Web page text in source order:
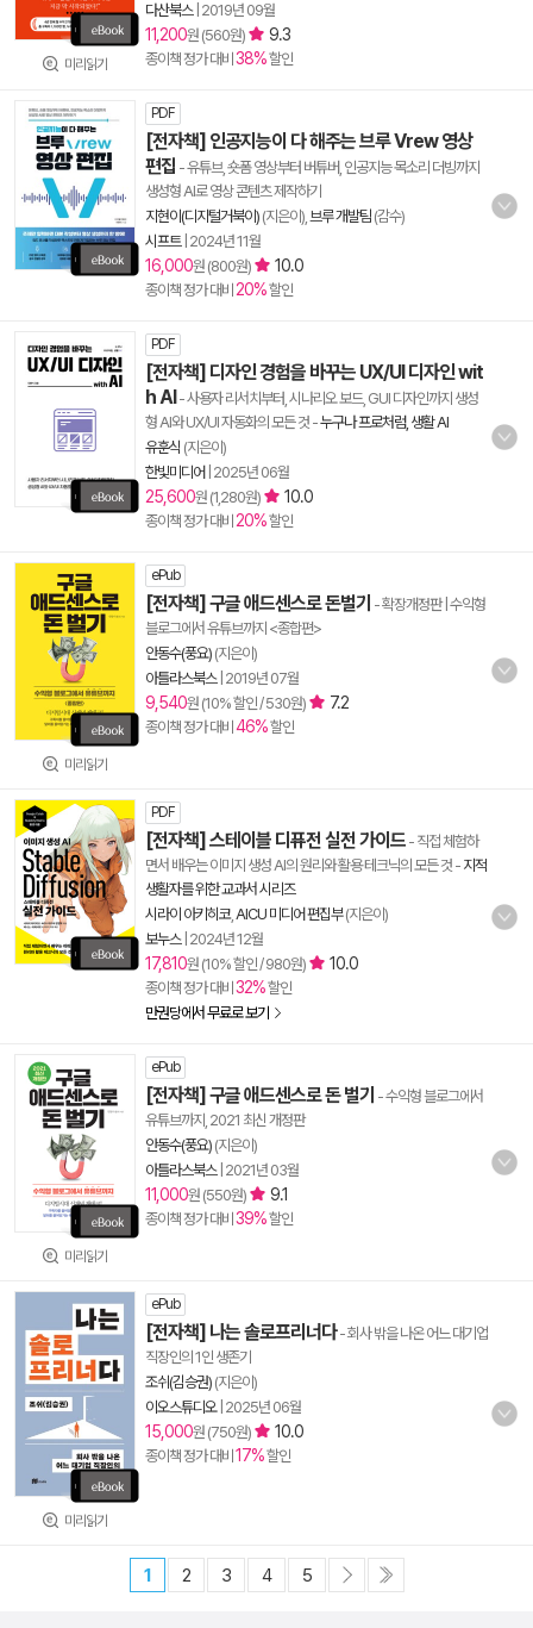
미리읽기
다산북스| 2019년 09월
11,200원 (560원) 9.3
종이책 정가 대비 38%할인
PDF
[전자책] 인공지능이 다 해주는 브루 Vrew 영상
편집 - 유튜브, 숏폼 영상부터 버튜버, 인공지능 목소리 더빙까지
생성형 AI로 영상 콘텐츠 제작하기
지현이(디지털거북이) (지은이), 브루 개발팀 (감수)
시프트| 2024년 11월
16,000원 (800원) 10.0
종이책 정가 대비 20%할인
PDF
[전자책] 디자인 경험을 바꾸는 UX/UI 디자인 wit
h AI - 사용자 리서치부터, 시나리오 보드, GUI 디자인까지 생성
형 AI와 UX/UI 자동화의 모든 것 -누구나 프로처럼, 생활 AI
유훈식 (지은이)
한빛미디어 2025년 06월
25,600원 (1,280원) 10.0
종이책 정가 대비 20%할인
미리읽기
ePub
[전자책] 구글 애드센스로 돈벌기 - 확장개정판 | 수익형
블로그에서 유튜브까지 <종합편>
안동수(풍요) (지은이)
아틀라스북스| 2019년 07월
9,540원 (10% 할인 / 530원) 7.2
종이책 정가 대비 46%할인
PDF
[전자책] 스테이블 디퓨전 실전 가이드 - 직접 체험하
면서 배우는 이미지 생성 AI의 원리와 활용 테크닉의 모든 것 - 지적
생활자를 위한 교과서 시리즈
시라이 아키히코, AICU 미디어 편집부(지은이)
보누스| 2024년 12월
17,810원 (10% 할인 / 980원) 10.0
종이책 정가 대비 32%할인
만권당에서 무료로 보기
미리읽기
ePub
[전자책] 구글 애드센스로 돈 벌기 - 수익형 블로그에서
유튜브까지, 2021 최신 개정판
안동수(풍요) (지은이)
아틀라스북스| 2021년 03월
11,000원 (550원) 9.1
종이책 정가 대비 39%할인
미리읽기
ePub
[전자책] 나는 솔로프리너다- 회사 밖을 나온 어느 대기업
직장인의 1인 생존기
조쉬(김승권) (지은이)
이오스튜디오| 2025년 06월
15,000원 (750원) 10.0
종이책 정가 대비 17%할인
1 2 3 4 5